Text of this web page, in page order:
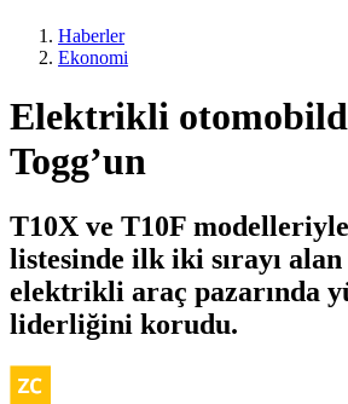
Haberler
Ekonomi
Elektrikli
Togg’un
T10X ve T10F modelleriyle
listesinde ilk iki sırayı
elektrikli araç pazarında
liderliğini korudu.